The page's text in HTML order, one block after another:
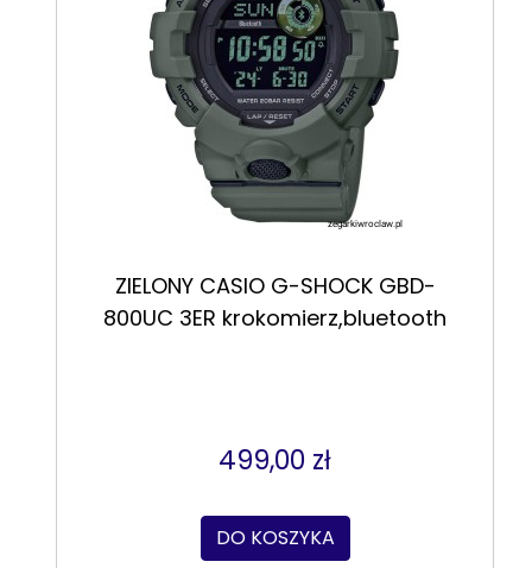
ZIELONY CASIO G-SHOCK GBD-
800UC 3ER krokomierz,bluetooth
499,00 zł
DO KOSZYKA